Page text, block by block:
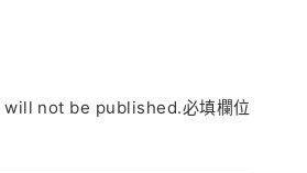
not be published.必填欄位